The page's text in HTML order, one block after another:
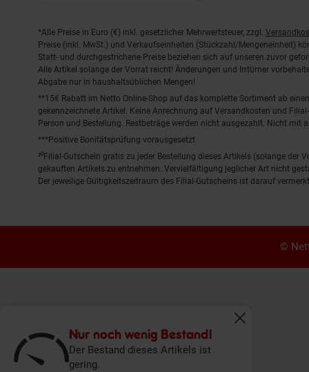
Nur noch wenig Bestand!
Der Bestand dieses Artikels ist
gering.
Fenster
Fußnoten
*Alle Preise in Euro (€) inkl. gesetzlicher Mehrwertsteuer, zzgl.
Preise (inkl. MwSt.) und Verkaufseinheiten (Stückzahl/Mengeneinheit)
Statt- und durchgestrichene Preise beziehen sich auf unseren zuvor
Alle Artikel solange der Vorrat reicht! Änderungen und Irrtümer
Abgabe nur in haushaltsüblichen Mengen!
**15€ Rabatt im Netto Online-Shop auf das komplette Sortiment ab
gekennzeichnete Artikel. Keine Anrechnung auf Versandkosten und
Person und Bestellung. Restbeträge werden nicht ausgezahlt. Nicht mit
***Positive Bonitätsprüfung vorausgesetzt
²⁰Filial-Gutschein gratis zu jeder Bestellung dieses Artikels (solange
gekauften Artikels zu entnehmen. Vervielfältigung jeglicher Art nicht
Der jeweilige Gültigkeitszeitraum des Filial-Gutscheins ist darauf vermerkt.
©